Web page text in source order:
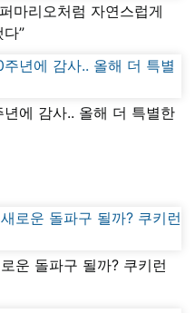
마리오처럼 자연스럽게
”
에 감사.. 올해 더 특별한
운 돌파구 될까? 쿠키런